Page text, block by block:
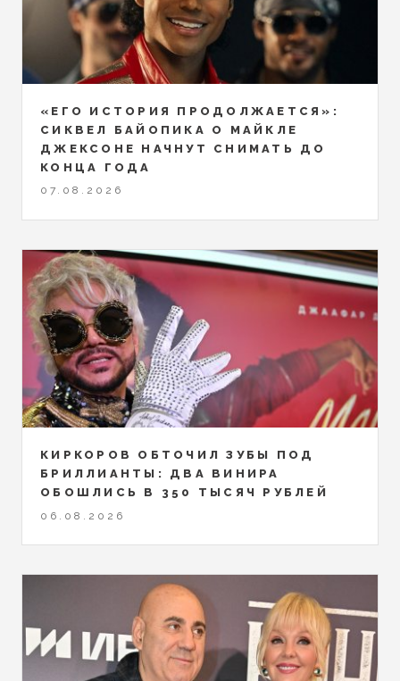
«ЕГО ИСТОРИЯ ПРОДОЛЖАЕТСЯ»:
СИКВЕЛ БАЙОПИКА О МАЙКЛЕ
ДЖЕКСОНЕ НАЧНУТ СНИМАТЬ ДО
КОНЦА ГОДА
07.08.2026
КИРКОРОВ ОБТОЧИЛ ЗУБЫ ПОД
БРИЛЛИАНТЫ: ДВА ВИНИРА
ОБОШЛИСЬ В 350 ТЫСЯЧ РУБЛЕЙ
06.08.2026